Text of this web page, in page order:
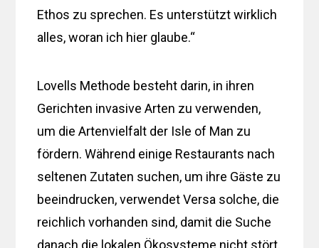
Ethos zu sprechen. Es unterstützt wirklich
alles, woran ich hier glaube.“
Lovells Methode besteht darin, in ihren
Gerichten invasive Arten zu verwenden,
um die Artenvielfalt der Isle of Man zu
fördern. Während einige Restaurants nach
seltenen Zutaten suchen, um ihre Gäste zu
beeindrucken, verwendet Versa solche, die
reichlich vorhanden sind, damit die Suche
danach die lokalen Ökosysteme nicht stört.